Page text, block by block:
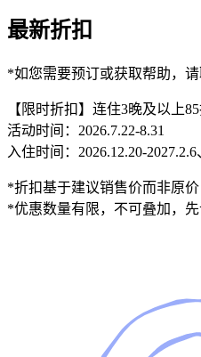
最新折扣
*如您需要预订或获取帮助，请
【限时折扣】连住3晚及以上
活动时间：2026.7.22-8.31
入住时间：2026.12.20-2027.2.6
*折扣基于建议销售价而非原价
*优惠数量有限，不可叠加，